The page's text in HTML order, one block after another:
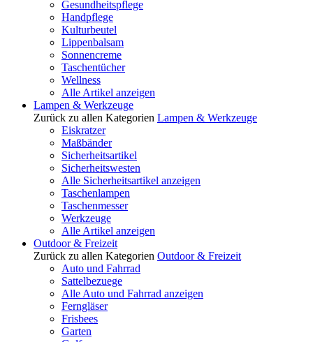
Gesundheitspflege
Handpflege
Kulturbeutel
Lippenbalsam
Sonnencreme
Taschentücher
Wellness
Alle Artikel anzeigen
Lampen & Werkzeuge
Zurück zu allen Kategorien Lampen & Werkzeuge
Eiskratzer
Maßbänder
Sicherheitsartikel
Sicherheitswesten
Alle Sicherheitsartikel anzeigen
Taschenlampen
Taschenmesser
Werkzeuge
Alle Artikel anzeigen
Outdoor & Freizeit
Zurück zu allen Kategorien Outdoor & Freizeit
Auto und Fahrrad
Sattelbezuege
Alle Auto und Fahrrad anzeigen
Ferngläser
Frisbees
Garten